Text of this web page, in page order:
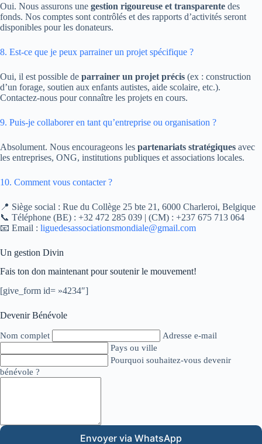
Oui. Nous assurons une gestion rigoureuse et transparente des
fonds. Nos comptes sont contrôlés et des rapports d’activités seront
disponibles pour les donateurs.
8. Est-ce que je peux parrainer un projet spécifique ?
Oui, il est possible de parrainer un projet précis (ex : construction
d’un forage, soutien aux enfants autistes, aide scolaire, etc.).
Contactez-nous pour connaître les projets en cours.
9. Puis-je collaborer en tant qu’entreprise ou organisation ?
Absolument. Nous encourageons les partenariats stratégiques avec
les entreprises, ONG, institutions publiques et associations locales.
10. Comment vous contacter ?
📍 Siège social : Rue du Collège 25 bte 21, 6000 Charleroi, Belgique
📞 Téléphone (BE) : +32 472 285 039 | (CM) : +237 675 713 064
📧 Email : liguedesassociationsmondiale@gmail.com
Un gestion Divin
Fais ton don maintenant pour soutenir le mouvement!
[give_form id= »4234″]
Devenir Bénévole
Nom complet
Adresse e-mail
Pays ou ville
Pourquoi souhaitez-vous devenir
bénévole ?
Envoyer via WhatsApp